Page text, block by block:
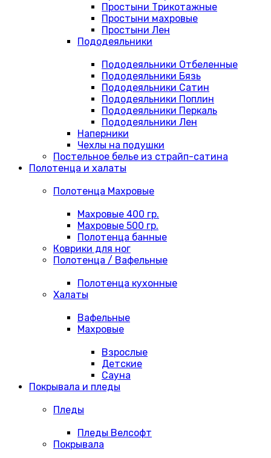
Простыни Трикотажные
Простыни махровые
Простыни Лен
Пододеяльники
Пододеяльники Отбеленные
Пододеяльники Бязь
Пододеяльники Сатин
Пододеяльники Поплин
Пододеяльники Перкаль
Пододеяльники Лен
Наперники
Чехлы на подушки
Постельное белье из страйп-сатина
Полотенца и халаты
Полотенца Махровые
Махровые 400 гр.
Махровые 500 гр.
Полотенца банные
Коврики для ног
Полотенца / Вафельные
Полотенца кухонные
Халаты
Вафельные
Махровые
Взрослые
Детские
Сауна
Покрывала и пледы
Пледы
Пледы Велсофт
Покрывала